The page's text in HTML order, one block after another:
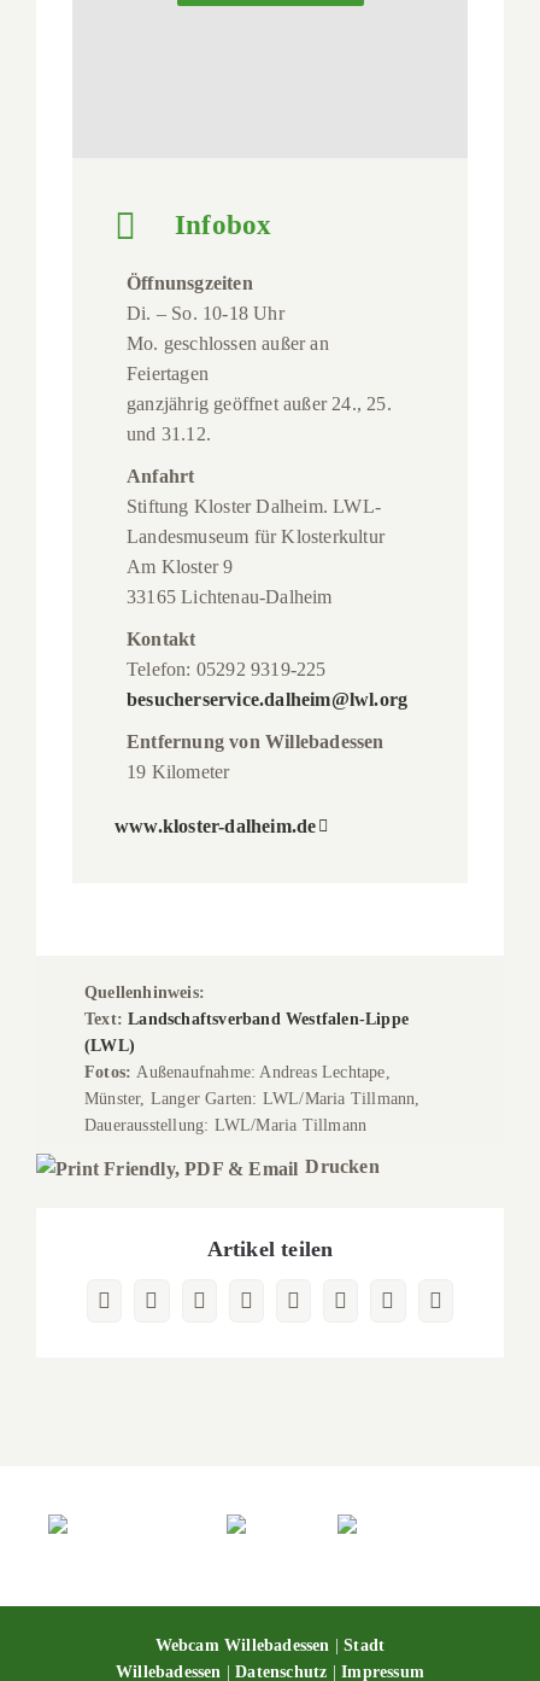
Infobox
Öffnunsgzeiten
Di. – So. 10-18 Uhr
Mo. geschlossen außer an
Feiertagen
ganzjährig geöffnet außer 24., 25.
und 31.12.
Anfahrt
Stiftung Kloster Dalheim. LWL-
Landesmuseum für Klosterkultur
Am Kloster 9
33165 Lichtenau-Dalheim
Kontakt
Telefon: 05292 9319-225
besucherservice.dalheim@lwl.org
Entfernung von Willebadessen
19 Kilometer
www.kloster-dalheim.de
Quellenhinweis:
Text:Landschaftsverband Westfalen-Lippe
(LWL)
Fotos:Außenaufnahme: Andreas Lechtape,
Münster, Langer Garten: LWL/Maria Tillmann,
Dauerausstellung: LWL/Maria Tillmann
Drucken
Artikel teilen
Facebook
X RedditLinkedInWhatsApp
Pinterest
Vk
E-
Webcam Willebadessen |Stadt
Willebadessen |Datenschutz |Impressum